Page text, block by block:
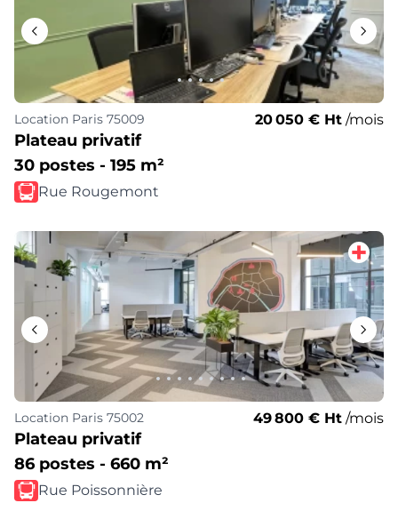
Location Paris 75009 20 050 € Ht /mois
Plateau privatif
30 postes - 195 m²
Rue Rougemont
Location Paris 75002 49 800 € Ht /mois
Plateau privatif
86 postes - 660 m²
Rue Poissonnière